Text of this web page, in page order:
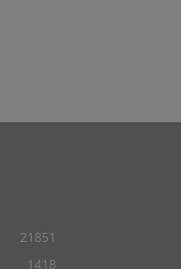
21851
1418